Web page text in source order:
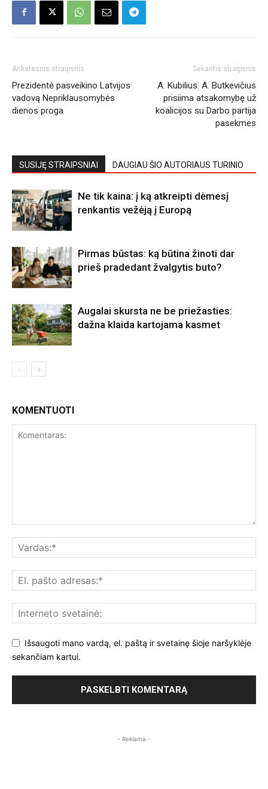
Ankstesnis straipsnis
Prezidentė pasveikino Latvijos
vadovą Nepriklausomybės
dienos proga
Sekantis straipsnis
A. Kubilius: A. Butkevičius
prisiima atsakomybę už
koalicijos su Darbo partija
pasekmes
SUSIJĘ STRAIPSNIAI DAUGIAU ŠIO AUTORIAUS TURINIO
Ne tik kaina: į ką atkreipti dėmesį
renkantis vežėją į Europą
Pirmas būstas: ką būtina žinoti dar
prieš pradedant žvalgytis buto?
Augalai skursta ne be priežasties:
dažna klaida kartojama kasmet
KOMENTUOTI
Išsaugoti mano vardą, el. paštą ir svetainę šioje naršyklėje
sekančiam kartui.
- Reklama -